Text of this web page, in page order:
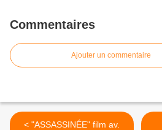
Commentaires
Ajouter un commentaire
< "ASSASSINÉE" film av.